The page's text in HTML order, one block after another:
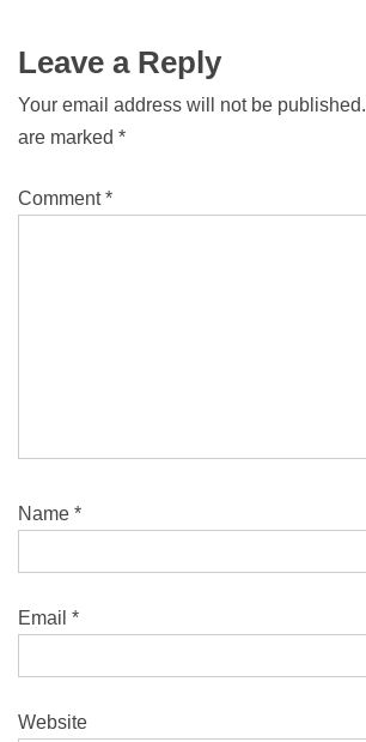
Leave a Reply
Your email address will not be published.
are marked *
Comment*
Name *
Email *
Website